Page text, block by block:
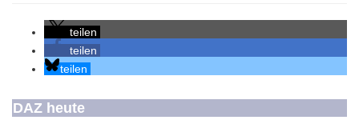
teilen
teilen
teilen
DAZ heute